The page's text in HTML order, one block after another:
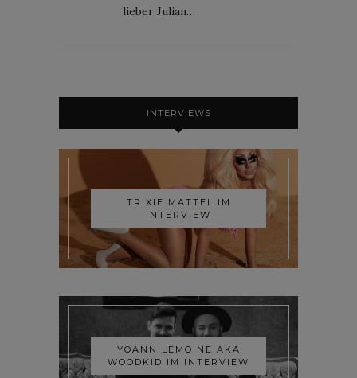
lieber Julian…
INTERVIEWS
TRIXIE MATTEL IM
INTERVIEW
YOANN LEMOINE AKA
WOODKID IM INTERVIEW